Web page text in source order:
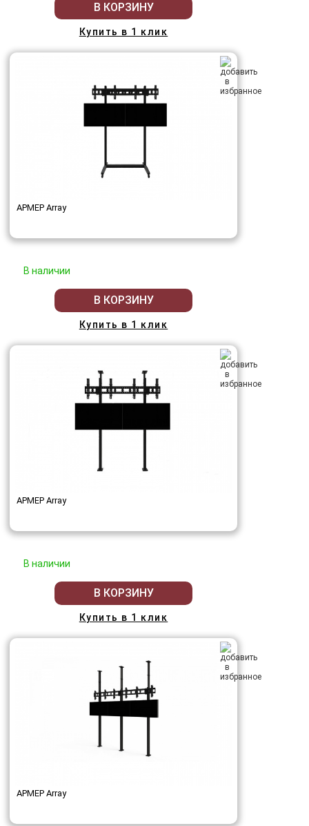
В КОРЗИНУ
Купить в 1 клик
АРМЕР Array
В наличии
В КОРЗИНУ
Купить в 1 клик
АРМЕР Array
В наличии
В КОРЗИНУ
Купить в 1 клик
АРМЕР Array